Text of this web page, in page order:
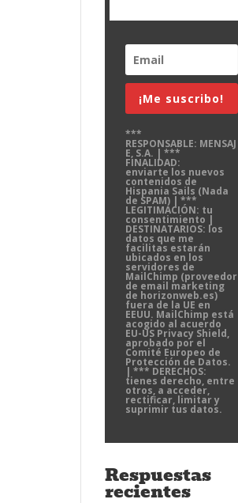
¡Me suscribo!
***
RESPONSABLE: MENSAJ
E, S.A. | ***
FINALIDAD:
enviarte los nuevos
contenidos de
Hispania Sails (Nada
de SPAM) | ***
LEGITIMACIÓN: tu
consentimiento |
DESTINATARIOS: los
datos que me
facilitas estarán
ubicados en los
servidores de
MailChimp (proveedor
de email marketing
de horizonweb.es)
fuera de la UE en
EEUU. MailChimp está
acogido al acuerdo
EU-US Privacy Shield,
aprobado por el
Comité Europeo de
Protección de Datos.
| *** DERECHOS:
tienes derecho, entre
otros, a acceder,
rectificar, limitar y
suprimir tus datos.
Respuestas
recientes